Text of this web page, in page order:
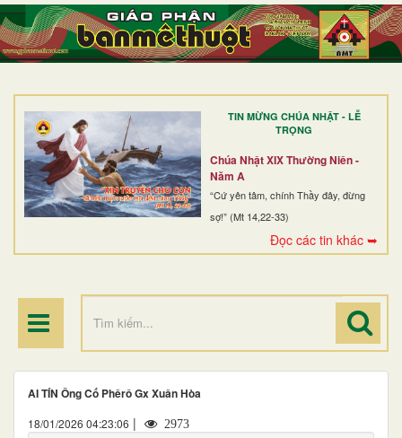
TIN MỪNG CHÚA NHẬT - LỄ
TRỌNG
Chúa Nhật XIX Thường Niên -
Năm A
“Cứ yên tâm, chính Thầy đây, đừng
sợ!” (Mt 14,22-33)
Đọc các tin khác ➥
TRANG NHẤT
GIỚI THIỆU
DÒNG TU
BAN MỤC VỤ
ĐOÀN THỂ CG
AI TÍN Ông Cố Phêrô Gx Xuân Hòa
18/01/2026 04:23:06 | 2973